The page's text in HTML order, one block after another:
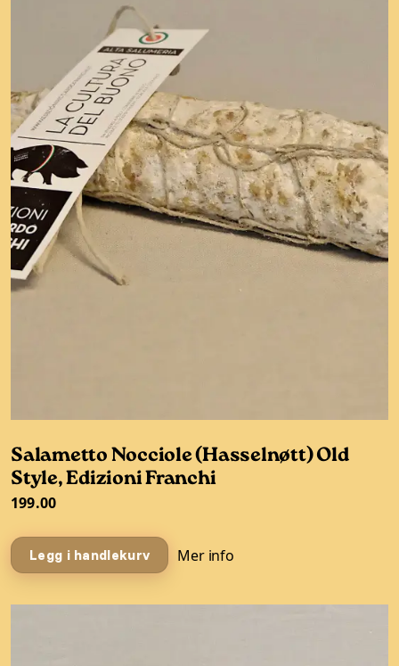
Salametto Nocciole (Hasselnøtt) Old
Style, Edizioni Franchi
199.00
Legg i handlekurv Mer info